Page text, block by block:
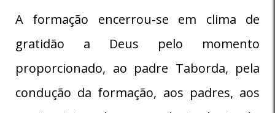
A formação encerrou-se em clima de
gratidão a Deus pelo momento
proporcionado, ao padre Taborda, pela
condução da formação, aos padres, aos